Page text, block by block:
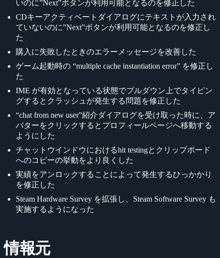
いのに”Next”ボタンが利用可能となるのを修正した
CDキーアクティベートダイアログにテキストが入力され
ていないのに”Next”ボタンが利用可能となるのを修正し
た
購入に失敗したときのエラーメッセージを改善した
ゲーム起動時の “multiple cache instantiation error” を修正し
た
IME が有効となっている状態でプルダウン上でタイピン
グするとクラッシュが発生する問題を修正した
“chat from new user”紹介ダイアログを受け取った時に、ア
バターをクリックするとプロフィールページへ移動する
ようにした
チャットウインドウにおけるhit testingとクリップボード
へのコピーの挙動をより良くした
実績をアンロックすることによって発生するひっかかり
を修正した
Steam Hardware Survey を拡張し、Steam Software Survey も
実施するようになった
情報元